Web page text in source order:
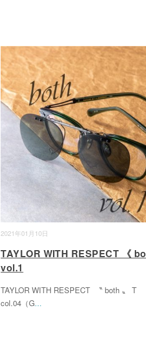
2021年01月10日
TAYLOR WITH RESPECT 《
vol.1
TAYLOR WITH RESPECT 〝 both 〟 T
col.04（G...